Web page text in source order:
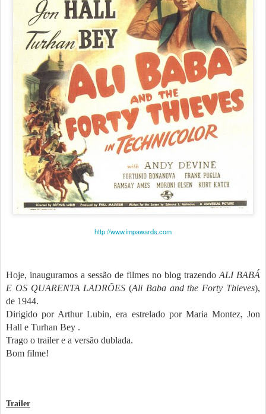
http://www.impawards.com
Hoje, inauguramos a sessão de filmes no blog trazendo ALI BABÁ
E OS QUARENTA LADRÕES (Ali Baba and the Forty Thieves),
de 1944.
Dirigido por Arthur Lubin, era estrelado por Maria Montez, Jon
Hall e Turhan Bey .
Trago o trailer e a versão dublada.
Bom filme!
Trailer